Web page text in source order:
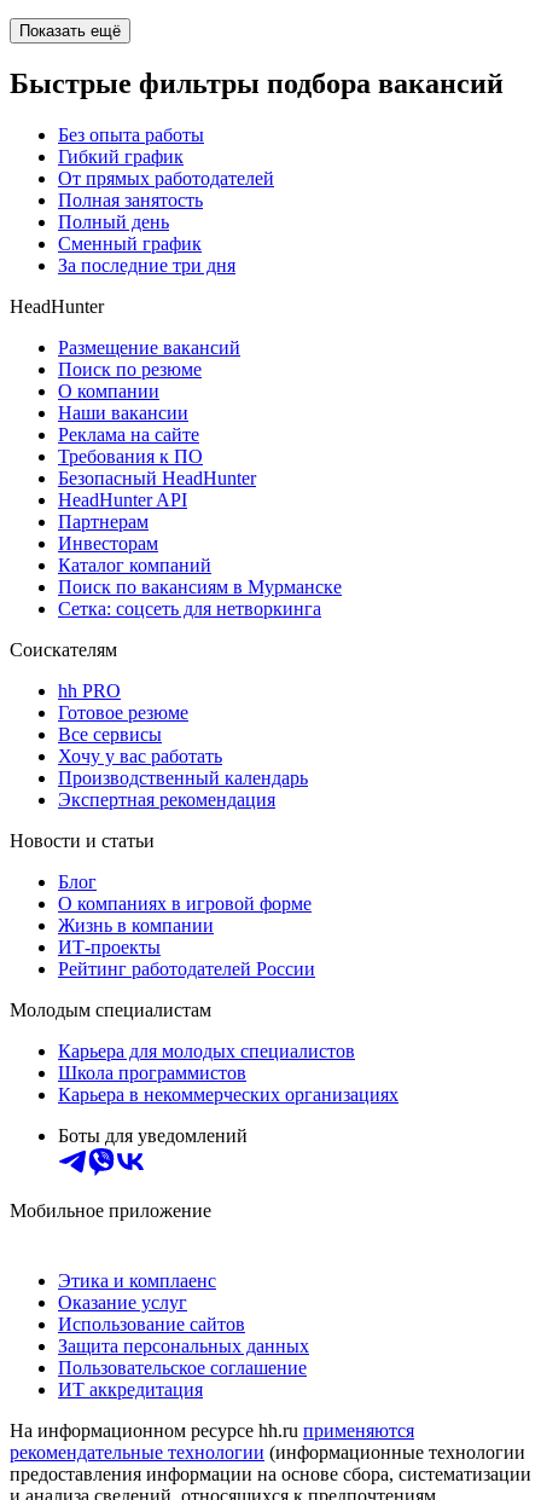
Показать ещё
Быстрые фильтры подбора вакансий
Без опыта работы
Гибкий график
От прямых работодателей
Полная занятость
Полный день
Сменный график
За последние три дня
HeadHunter
Размещение вакансий
Поиск по резюме
О компании
Наши вакансии
Реклама на сайте
Требования к ПО
Безопасный HeadHunter
HeadHunter API
Партнерам
Инвесторам
Каталог компаний
Поиск по вакансиям в Мурманске
Сетка: соцсеть для нетворкинга
Соискателям
hh PRO
Готовое резюме
Все сервисы
Хочу у вас работать
Производственный календарь
Экспертная рекомендация
Новости и статьи
Блог
О компаниях в игровой форме
Жизнь в компании
ИТ-проекты
Рейтинг работодателей России
Молодым специалистам
Карьера для молодых специалистов
Школа программистов
Карьера в некоммерческих организациях
Боты для уведомлений
Мобильное приложение
Этика и комплаенс
Оказание услуг
Использование сайтов
Защита персональных данных
Пользовательское соглашение
ИТ аккредитация
На информационном ресурсе hh.ru применяются
рекомендательные технологии (информационные технологии
предоставления информации на основе сбора, систематизации
и анализа сведений, относящихся к предпочтениям